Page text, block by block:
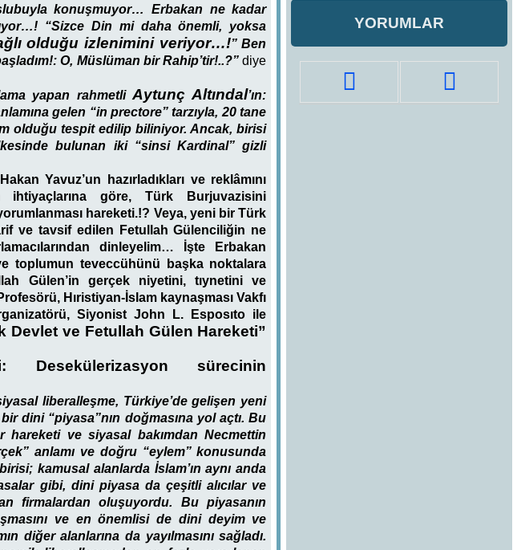
konuşmuyor… Erbakan ne kadar
“Sizce Din mi daha önemli, yoksa
olduğu izlenimini veriyor…!” Ben
O, Müslüman bir Rahip’tir!..?”diye
yapan rahmetliAytunç Altındal’ın:
gelen “in prectore” tarzıyla, 20 tane
olduğu tespit edilip biliniyor. Ancak, birisi
bulunan iki “sinsi Kardinal” gizli
Yavuz’un hazırladıkları ve reklâmını
ihtiyaçlarına göre, Türk Burjuvazisini
hareketi.!? Veya, yeni bir Türk
ve tavsif edilen Fetullah Gülenciliğin ne
dinleyelim…
İşte Erbakan
toplumun teveccühünü başka noktalara
Gülen’in gerçek niyetini, tıynetini ve
Hıristiyan-İslam kaynaşması Vakfı
Siyonist John L. Esposıto ile
Devlet ve Fetullah Gülen Hareketi”
Desekülerizasyon sürecinin
liberalleşme, Türkiye’de gelişen yeni
dini “piyasa”nın doğmasına yol açtı. Bu
ve siyasal bakımdan Necmettin
anlamı ve doğru “eylem” konusunda
kamusal alanlarda İslam’ın aynı anda
gibi, dini piyasa da çeşitli alıcılar ve
firmalardan oluşuyordu. Bu piyasanın
ve en önemlisi de dini deyim ve
diğer alanlarına da yayılmasını sağladı.
YORUMLAR